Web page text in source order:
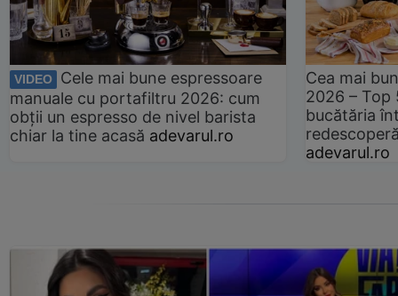
VIDEO
Cele mai bune espressoare
manuale cu portafiltru 2026: cum
obții un espresso de nivel barista
chiar la tine acasă adevarul.ro
Cea mai
2026 –
bucătăria
adevarul.ro